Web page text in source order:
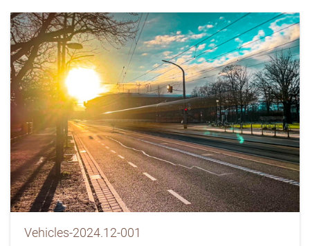
Vehicles-2024.12-001